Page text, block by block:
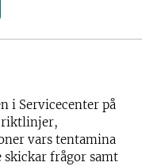
i Servicecenter på
riktlinjer,
vars tentamina
skickar frågor samt